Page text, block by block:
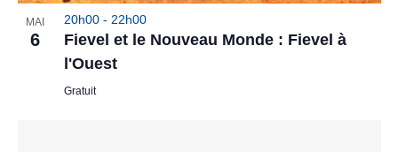
MAI
6
20h00 - 22h00
Fievel et le Nouveau Monde : Fievel à
l'Ouest
Gratuit